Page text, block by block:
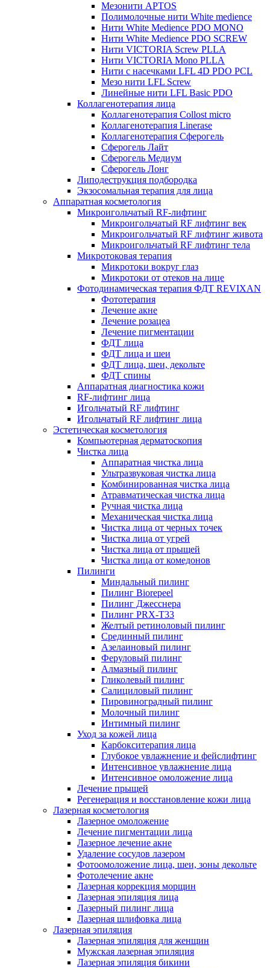
Мезонити APTOS
Полимолочные нити White medience
Нити White Medience PDO MONO
Нити White Medience PDO SCREW
Нити VICTORIA Screw PLLA
Нити VICTORIA Mono PLLA
Нити с насечками LFL 4D PDO PCL
Мезо нити LFL Screw
Линейные нити LFL Basic PDO
Коллагенотерапия лица
Коллагенотерапия Collost micro
Коллагенотерапия Linerase
Коллагенотерапия Сферогель
Сферогель Лайт
Сферогель Медиум
Сферогель Лонг
Липодеструкция подбородка
Экзосомальная терапия для лица
Аппаратная косметология
Микроигольчатый RF-лифтинг
Микроигольчатый RF лифтинг век
Микроигольчатый RF лифтинг живота
Микроигольчатый RF лифтинг тела
Микротоковая терапия
Микротоки вокруг глаз
Микротоки от отеков на лице
Фотодинамическая терапия ФДТ REVIXAN
Фототерапия
Лечение акне
Лечение розацеа
Лечение пигментации
ФДТ лица
ФДТ лица и шеи
ФДТ лица, шеи, декольте
ФДТ спины
Аппаратная диагностика кожи
RF-лифтинг лица
Игольчатый RF лифтинг
Игольчатый RF лифтинг лица
Эстетическая косметология
Компьютерная дерматоскопия
Чистка лица
Аппаратная чистка лица
Ультразвуковая чистка лица
Комбинированная чистка лица
Атравматическая чистка лица
Ручная чистка лица
Механическая чистка лица
Чистка лица от черных точек
Чистка лица от угрей
Чистка лица от прыщей
Чистка лица от комедонов
Пилинги
Миндальный пилинг
Пилинг Biorepeel
Пилинг Джесснера
Пилинг PRX-T33
Желтый ретиноловый пилинг
Срединный пилинг
Азелаиновый пилинг
Феруловый пилинг
Алмазный пилинг
Гликолевый пилинг
Салициловый пилинг
Пировиноградный пилинг
Молочный пилинг
Интимный пилинг
Уход за кожей лица
Карбокситерапия лица
Глубокое увлажнение и фейслифтинг
Интенсивное увлажнение лица
Интенсивное омоложение лица
Лечение прыщей
Регенерация и восстановление кожи лица
Лазерная косметология
Лазерное омоложение
Лечение пигментации лица
Лазерное лечение акне
Удаление сосудов лазером
Фотоомоложение лица, шеи, зоны декольте
Фотолечение акне
Лазерная коррекция морщин
Лазерная эпиляция лица
Лазерный пилинг лица
Лазерная шлифовка лица
Лазерная эпиляция
Лазерная эпиляция для женщин
Мужская лазерная эпиляция
Лазерная эпиляция бикини